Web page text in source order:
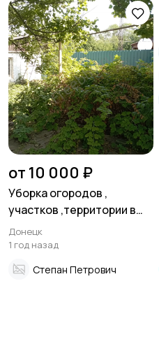
от 10 000 ₽
Уборка огородов ,
участков ,территории в
Донецке
Донецк
1 год назад
Степан Петрович